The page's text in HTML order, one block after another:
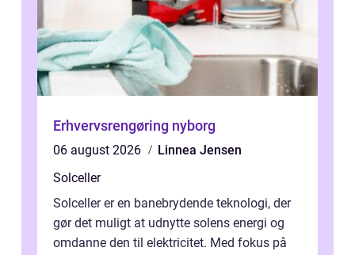
Erhvervsrengøring nyborg
06 august 2026
Linnea Jensen
Solceller
Solceller er en banebrydende teknologi, der
gør det muligt at udnytte solens energi og
omdanne den til elektricitet. Med fokus på